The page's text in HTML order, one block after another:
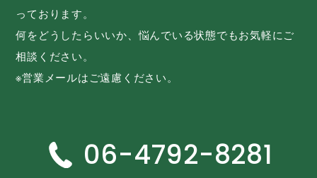
っております。
何をどうしたらいいか、悩んでいる状態でもお気軽にご
相談ください。
※営業メールはご遠慮ください。
06-4792-8281